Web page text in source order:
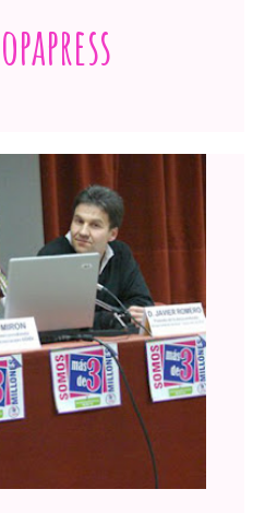
de españoles padecen
de enfermedades
que existen